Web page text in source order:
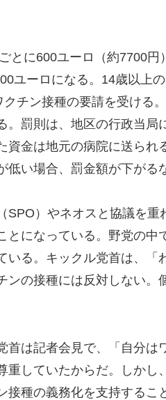
とに600ユーロ（約7700円
ユーロになる。14歳以上
チン接種の要請を受ける
。罰則は、地区の行政当局
資金は地元の病院に送られ
い場合、罰金額が下がる
）やネオスと協議を重
とになっている。野党の中
いる。キックル党首は、「
の接種には反対しない。
首は記者会見で、「自分は
していたからだ。しかし
種の義務化を支持するこ